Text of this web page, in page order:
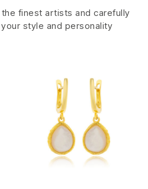
finest artists and carefully
style and personality